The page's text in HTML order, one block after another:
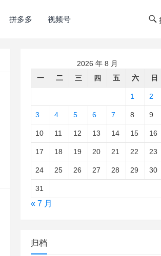
拼多多 视频号
2026 年 8 月
一
二 三 四 五 六 日
1 2
3 4 5 6 7 8 9
10 11 12 13 14 15 16
17 18 19 20 21 22 23
24 25 26 27 28 29 30
31
« 7 月
归档